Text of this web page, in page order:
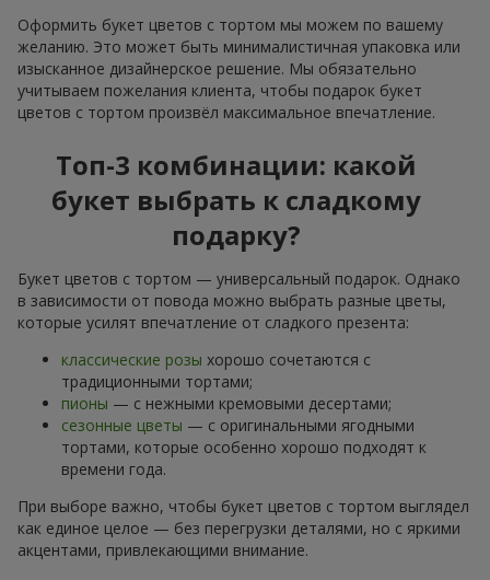
Оформить букет цветов с тортом мы можем по вашему
желанию. Это может быть минималистичная упаковка или
изысканное дизайнерское решение. Мы обязательно
учитываем пожелания клиента, чтобы подарок букет
цветов с тортом произвёл максимальное впечатление.
Топ-3 комбинации: какой
букет выбрать к сладкому
подарку?
Букет цветов с тортом — универсальный подарок. Однако
в зависимости от повода можно выбрать разные цветы,
которые усилят впечатление от сладкого презента:
классические розы хорошо сочетаются с
традиционными тортами;
пионы — с нежными кремовыми десертами;
сезонные цветы — с оригинальными ягодными
тортами, которые особенно хорошо подходят к
времени года.
При выборе важно, чтобы букет цветов с тортом выглядел
как единое целое — без перегрузки деталями, но с яркими
акцентами, привлекающими внимание.